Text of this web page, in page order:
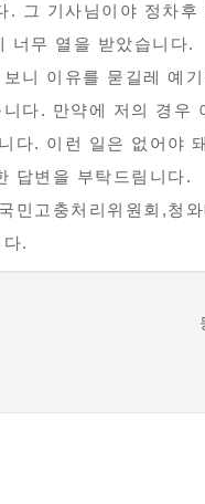
그 기사님이야 정차
너무 열을 받았습니다.
니 이유를 묻길레 예
다. 만약에 저의 경우
다. 이런 일은 없어야
답변을 부탁드림니다.
민고충처리위원회,청
.